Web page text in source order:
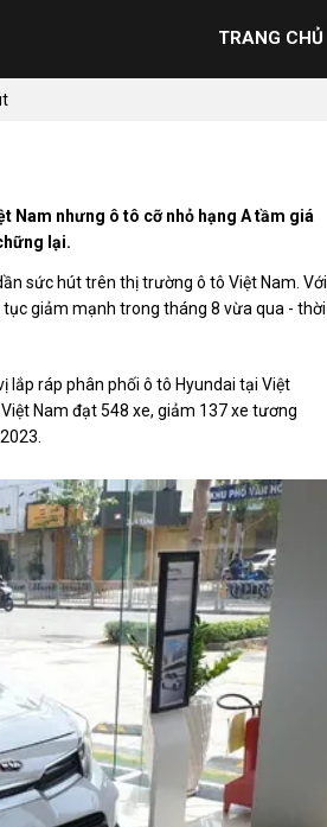
TRANG CHỦ
Nam nhưng ô tô cỡ nhỏ hạng A tầm giá
lại.
sức hút trên thị trường ô tô Việt Nam. Với
giảm mạnh trong tháng 8 vừa qua - thời
lắp ráp phân phối ô tô Hyundai tại Việt
Nam đạt 548 xe, giảm 137 xe tương